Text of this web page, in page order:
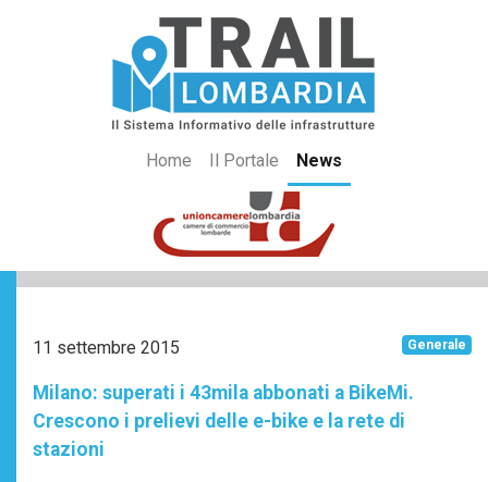
Home Il Portale News
11 settembre 2015 Generale
Milano: superati i 43mila abbonati a BikeMi.
Crescono i prelievi delle e-bike e la rete di
stazioni